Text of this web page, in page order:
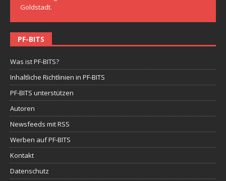
Goldstadt.
PF-BITS
Was ist PF-BITS?
Inhaltliche Richtlinien in PF-BITS
PF-BITS unterstützen
Autoren
Newsfeeds mit RSS
Werben auf PF-BITS
Kontakt
Datenschutz